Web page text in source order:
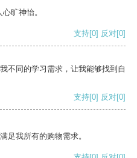
旷神怡。
支持[0] 反对[0]
不同的学习需求，让我能够找到自
支持[0] 反对[0]
足我所有的购物需求。